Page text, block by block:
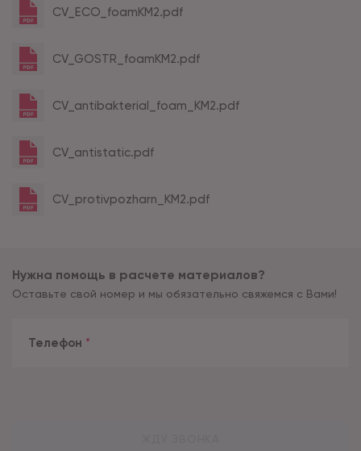
CV_ECO_foamKM2.pdf
CV_GOSTR_foamKM2.pdf
CV_antibakterial_foam_KM2.pdf
CV_antistatic.pdf
CV_protivpozharn_KM2.pdf
Нужна помощь в расчете материалов?
Оставьте свой номер и мы обязательно свяжемся с Вами!
Телефон *